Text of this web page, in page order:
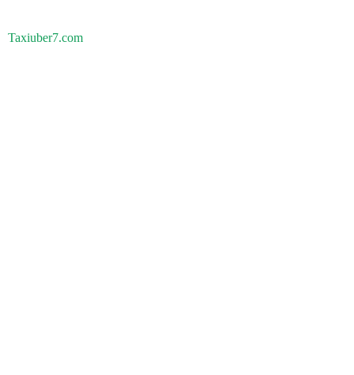
Taxiuber7.com